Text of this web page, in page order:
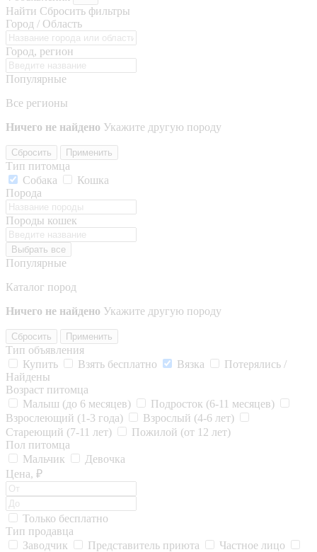
Найти Сбросить фильтры
Город / Область
Город, регион
Популярные
Все регионы
Ничего не найдено Укажите другую породу
Сбросить Применить
Тип питомца
Собака
Кошка
Порода
Породы кошек
Выбрать все
Популярные
Каталог пород
Ничего не найдено Укажите другую породу
Сбросить Применить
Тип объявления
Купить
Взять бесплатно Вязка
Потерялись /
Найдены
Возраст питомца
Малыш (до 6 месяцев)
Подросток (6-11 месяцев)
Взрослеющий (1-3 года)
Взрослый (4-6 лет)
Стареющий (7-11 лет)
Пожилой (от 12 лет)
Пол питомца
Мальчик
Девочка
Цена, ₽
Только бесплатно
Тип продавца
Заводчик
Представитель приюта
Частное лицо